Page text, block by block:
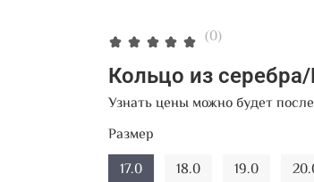
(0)
Кольцо из
Узнать цены можно будет
Размер
17.0
18.0 19.0